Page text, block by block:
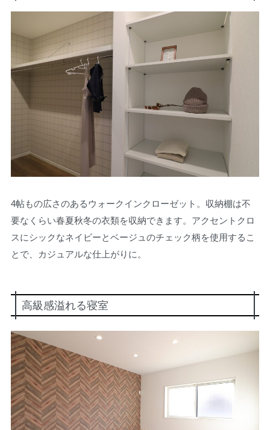
4帖もの広さのあるウォークインクローゼット。収納棚は不
要なくらい春夏秋冬の衣類を収納できます。アクセントクロ
スにシックなネイビーとベージュのチェック柄を使用するこ
とで、カジュアルな仕上がりに。
高級感溢れる寝室